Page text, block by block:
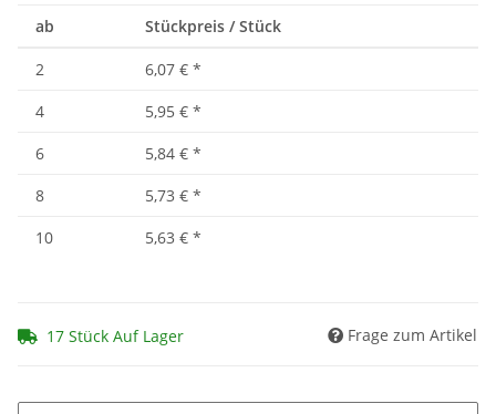
ab Stückpreis / Stück
2 6,07 € *
4
5,95 € *
6
5,84 € *
8
5,73 € *
10
5,63 € *
17 Stück Auf Lager Frage zum Artikel